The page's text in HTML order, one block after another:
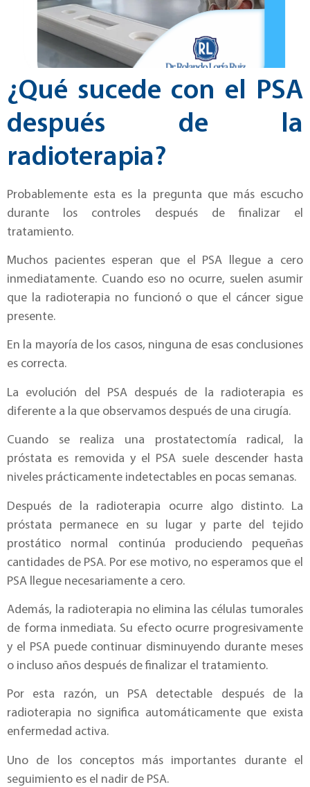
¿Qué sucede con el PSA
después de la
radioterapia?
Probablemente esta es la pregunta que más escucho
durante los controles después de finalizar el
tratamiento.
Muchos pacientes esperan que el PSA llegue a cero
inmediatamente. Cuando eso no ocurre, suelen asumir
que la radioterapia no funcionó o que el cáncer sigue
presente.
En la mayoría de los casos, ninguna de esas conclusiones
es correcta.
La evolución del PSA después de la radioterapia es
diferente a la que observamos después de una cirugía.
Cuando se realiza una prostatectomía radical, la
próstata es removida y el PSA suele descender hasta
niveles prácticamente indetectables en pocas semanas.
Después de la radioterapia ocurre algo distinto. La
próstata permanece en su lugar y parte del tejido
prostático normal continúa produciendo pequeñas
cantidades de PSA. Por ese motivo, no esperamos que el
PSA llegue necesariamente a cero.
Además, la radioterapia no elimina las células tumorales
de forma inmediata. Su efecto ocurre progresivamente
y el PSA puede continuar disminuyendo durante meses
o incluso años después de finalizar el tratamiento.
Por esta razón, un PSA detectable después de la
radioterapia no significa automáticamente que exista
enfermedad activa.
Uno de los conceptos más importantes durante el
seguimiento es el nadir de PSA.